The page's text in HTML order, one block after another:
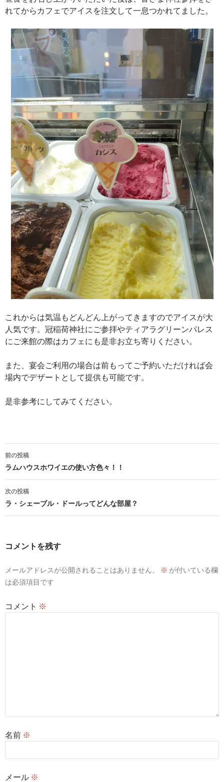
れてからカフェでアイスを注文して一息つかれてました。
これからは気温もどんどん上がってきますのでアイスが大
人気です。冠稲荷神社にご参拝やティアラグリーンパレス
にご来館の際はカフェにも是非お立ち寄りください。
また、宴会ご利用の場合は前もってご予約いただければ会
場内でデザートとして提供も可能です。
是非参考にしてみてください。
投
稿
ナ
ビ
ョ
前の投稿
ラムハウスホワイエの使い方色々！！
次の投稿
ラ・シェーブル・ドールってどんな部屋？
コメントを残す
メールアドレスが公開されることはありません。 ※ が付いている欄
は必須項目です
コメント ※
名前 ※
メール ※